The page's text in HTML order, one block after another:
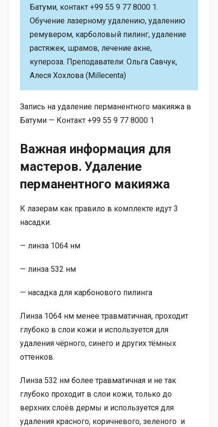
Батуми, контакт +99 55 9 77 8000 1.
Обучение лазерному удалению, удалению
ремувером, карболовый пилинг, удаление
растяжек, шрамов, лечение акне,
купероза. Преподаватели: Ольга Савчук,
Алеся Хохлова (Millecenta)
Запись на удаление перманентного макияжа в
Батуми — Контакт +99 55 9 77 8000 1
Важная информация для
мастеров. Удаление
перманентного макияжа
К лазерам как правило в комплекте идут 3
насадки:
— линза 1064 нм
— линза 532 нм
— насадка для карбонового пилинга
Линза 1064 нм менее травматичная, проходит
глубоко в слои кожи и используется для
удаления чёрного, синего и других тёмных
оттенков.
Линза 532 нм более травматичная и не так
глубоко проходит в слои кожи, только до
верхних слоёв дермы и используется для
удаления красного, коричневого, зеленого и